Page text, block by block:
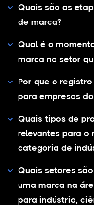
Quais são as
de marca?
Qual é o
marca no setor
Por que o
para empresas
Quais tipos de
relevantes para o
categoria de
Quais setores
uma marca na
para indústria,